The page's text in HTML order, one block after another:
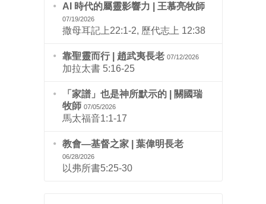
AI 時代的屬靈影響力 | 王慕亮牧師
07/19/2026
撒母耳記上22:1-2, 歷代志上 12:38
靠聖靈而行 | 趙武夷長老 07/12/2026
加拉太書 5:16-25
「家譜」也是神所默示的 | 關國瑞
牧師 07/05/2026
馬太福音1:1-17
教會—基督之家 | 葉偉明長老
06/28/2026
以弗所書5:25-30